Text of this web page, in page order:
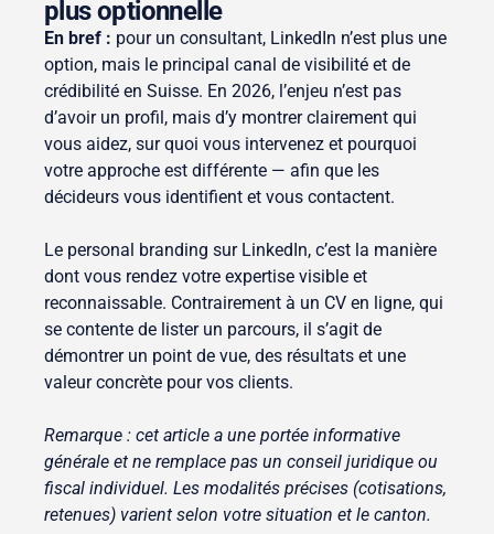
plus optionnelle
En bref : pour un consultant, LinkedIn n’est plus une
option, mais le principal canal de visibilité et de
crédibilité en Suisse. En 2026, l’enjeu n’est pas
d’avoir un profil, mais d’y montrer clairement qui
vous aidez, sur quoi vous intervenez et pourquoi
votre approche est différente — afin que les
décideurs vous identifient et vous contactent.
Le personal branding sur LinkedIn, c’est la manière
dont vous rendez votre expertise visible et
reconnaissable. Contrairement à un CV en ligne, qui
se contente de lister un parcours, il s’agit de
démontrer un point de vue, des résultats et une
valeur concrète pour vos clients.
Remarque : cet article a une portée informative
générale et ne remplace pas un conseil juridique ou
fiscal individuel. Les modalités précises (cotisations,
retenues) varient selon votre situation et le canton.